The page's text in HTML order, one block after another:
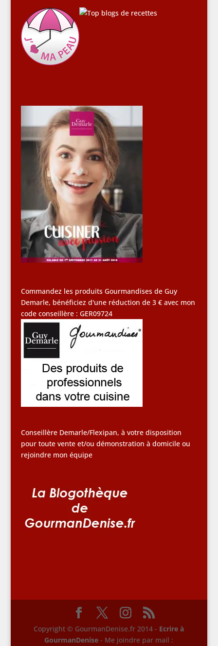
Commandez les produits Gourmandises de Guy
Demarle, bénéficiez d'une réduction de 3 € avec mon
code conseillère : GER09724
Conseillère Demarle/Flexipan, à votre disposition
pour toute vente et/ou démonstration à domicile ou
rejoindre mon équipe
Copyright © GourmanDenise.fr 2014 - Ecrire à
GourmanDenise- Me joindre par mail :